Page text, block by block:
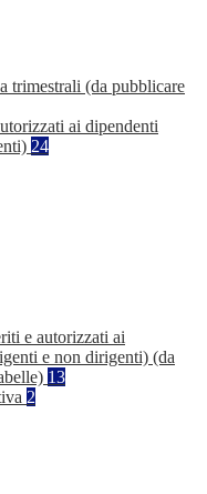
trimestrali (da pubblicare
ai dipendenti
24
e autorizzati ai
e non dirigenti) (da
13
2